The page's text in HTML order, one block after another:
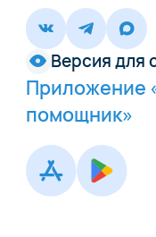
Версия для
Приложение
помощник»